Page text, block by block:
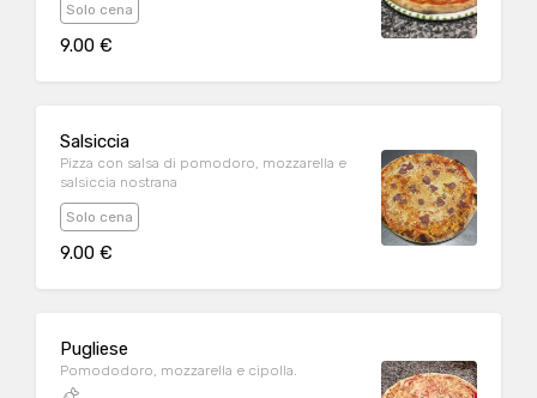
Solo cena
9.00 €
Salsiccia
Pizza con salsa di pomodoro, mozzarella e
salsiccia nostrana
Solo cena
9.00 €
Pugliese
Pomododoro, mozzarella e cipolla.